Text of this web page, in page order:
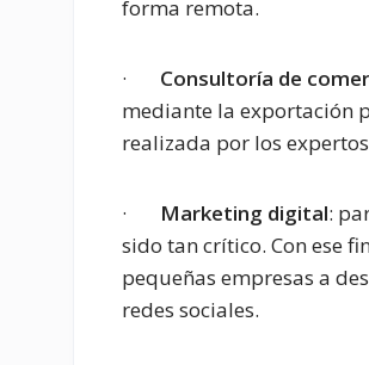
forma remota.
· Consultoría de
mediante la exportación
realizada por los
· Marketing digital:
sido tan crítico. Con ese
pequeñas empresas a
redes sociales.